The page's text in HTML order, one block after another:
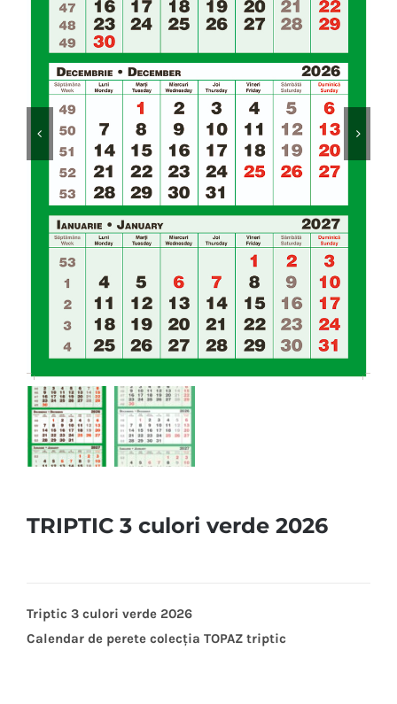
TRIPTIC 3 culori verde 2026
Triptic 3 culori verde 2026
Calendar de perete colecția TOPAZ triptic